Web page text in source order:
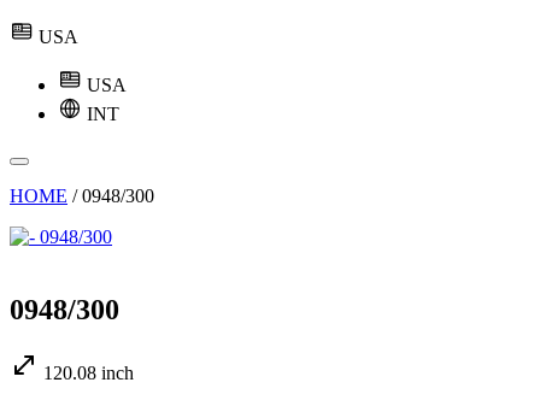
USA
USA
INT
HOME / 0948/300
0948/300
120.08 inch